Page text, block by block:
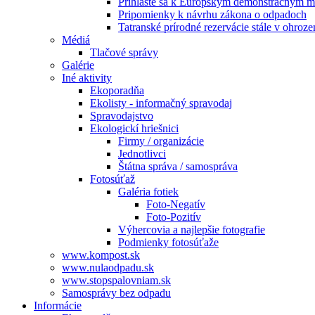
Pripomienky k návrhu zákona o odpadoch
Tatranské prírodné rezervácie stále v
Médiá
Tlačové správy
Galérie
Iné aktivity
Ekoporadňa
Ekolisty - informačný spravodaj
Spravodajstvo
Ekologickí hriešnici
Firmy / organizácie
Jednotlivci
Štátna správa / samospráva
Fotosúťaž
Galéria fotiek
Foto-Negatív
Foto-Pozitív
Výhercovia a najlepšie fotografie
Podmienky fotosúťaže
www.kompost.sk
www.nulaodpadu.sk
www.stopspalovniam.sk
Samosprávy bez odpadu
Informácie